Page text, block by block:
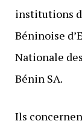
institutions
Béninoise
Nationale
Bénin SA.
Ils